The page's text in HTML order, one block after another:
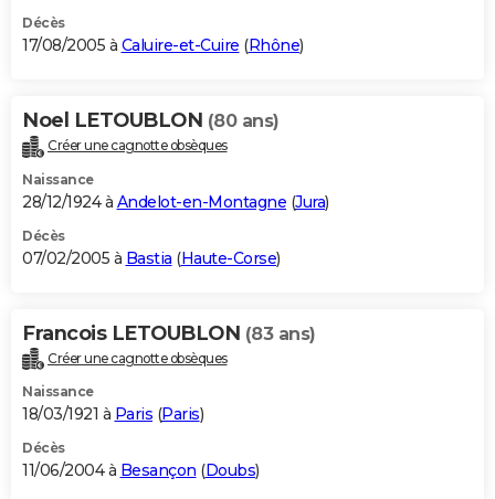
Décès
17/08/2005 à Caluire-et-Cuire (Rhône)
Noel LETOUBLON (80 ans)
Créer une cagnotte obsèques
Naissance
28/12/1924 à Andelot-en-Montagne (Jura)
Décès
07/02/2005 à Bastia (Haute-Corse)
Francois LETOUBLON (83 ans)
Créer une cagnotte obsèques
Naissance
18/03/1921 à Paris (Paris)
Décès
11/06/2004 à Besançon (Doubs)